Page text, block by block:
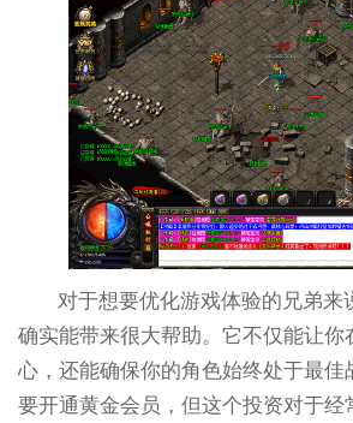
对于想要优化游戏体验的兄弟来
确实能带来很大帮助。它不仅能让你
心，还能确保你的角色始终处于最佳
要开通黄金会员，但这个投资对于经